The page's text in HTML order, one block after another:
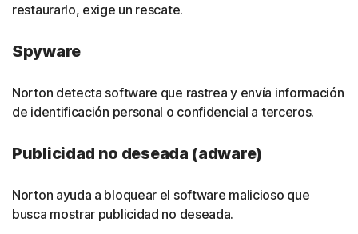
restaurarlo, exige un rescate.
Spyware
Norton detecta software que rastrea y envía información
de identificación personal o confidencial a terceros.
Publicidad no deseada (adware)
Norton ayuda a bloquear el software malicioso que
busca mostrar publicidad no deseada.